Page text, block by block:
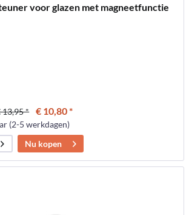
voor glazen met magneetfunctie
13,95 * € 10,80 *
(2-5 werkdagen)
Nu kopen